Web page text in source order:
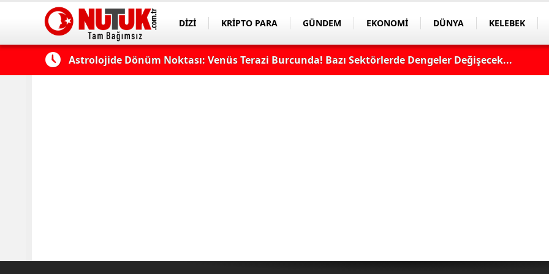
DİZİ KRİPTO PARA GÜNDEM EKONOMİ DÜNYA KELEBEK
Astrolojide Dönüm Noktası: Venüs Terazi Burcunda! Bazı Sektörlerde Dengeler Değişecek...